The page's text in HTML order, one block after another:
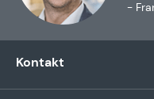
-
Kontakt